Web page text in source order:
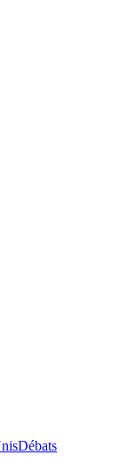
Débats